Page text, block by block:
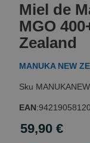
the
beginning
of
the
gallery
Miel de
MGO
Zealand
MANUKA NEW
EAN:
59,90 €